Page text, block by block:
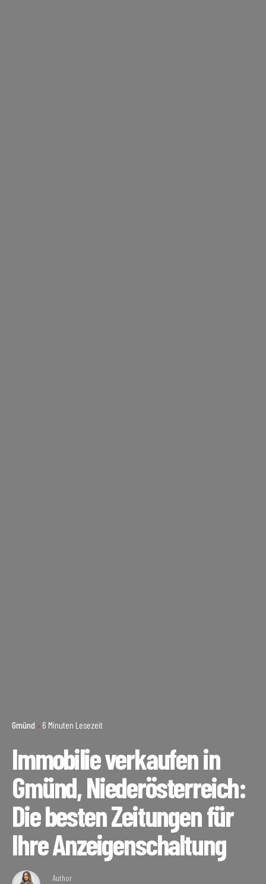
Gmünd 6 Minuten Lesezeit
Immobilie verkaufen in
Gmünd, Niederösterreich:
Die besten Zeitungen für
Ihre Anzeigenschaltung
Author